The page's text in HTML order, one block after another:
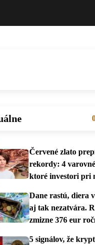
Červené zlato
rekordy: 4
ktoré investori pri
Dane rastú, diera
aj tak nezatvára.
zmizne 376 eur
5 signálov, že